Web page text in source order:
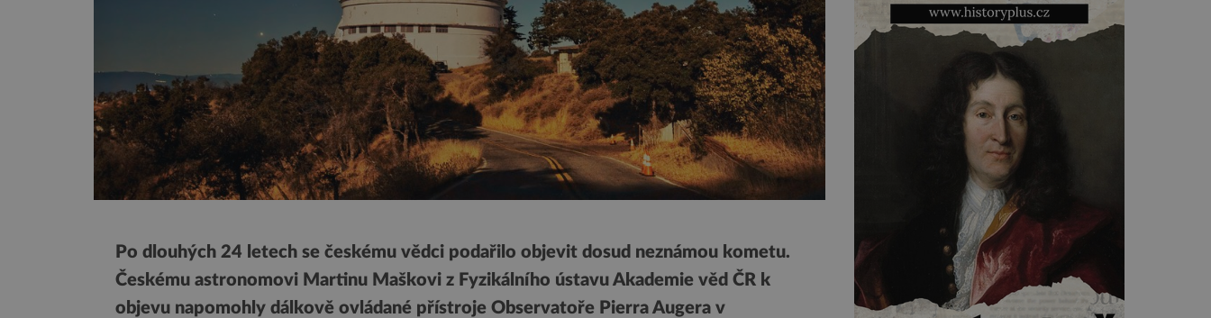
Po dlouhých 24 letech se českému vědci podařilo objevit dosud neznámou kometu.
Českému astronomovi Martinu Maškovi z Fyzikálního ústavu Akademie věd ČR k
objevu napomohly dálkově ovládané přístroje Observatoře Pierra Augera v